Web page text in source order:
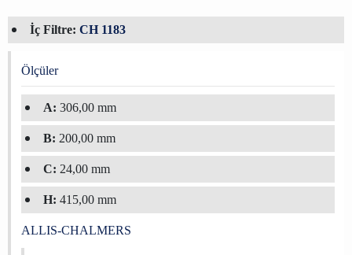
İç Filtre: CH 1183
Ölçüler
A: 306,00 mm
B: 200,00 mm
C: 24,00 mm
H: 415,00 mm
ALLIS-CHALMERS